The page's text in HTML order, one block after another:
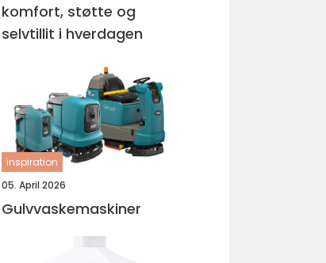
komfort, støtte og
selvtillit i hverdagen
inspiration
05. April 2026
Gulvvaskemaskiner